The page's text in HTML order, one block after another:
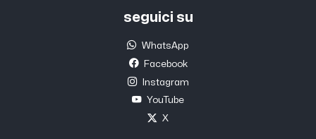
seguici su
WhatsApp
Facebook
Instagram
YouTube
X